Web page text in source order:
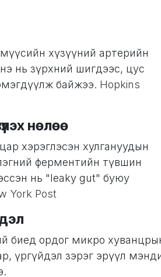
хүзүүний артерийн
нь зүрхний шигдээс, цус
байжээ. Hopkins
нөлөө
хэрэглэсэн хулгануудын
ферментийн түвшин
нь "leaky gut" буюу
York Post
биед ордог микро
үргүйдэл зэрэг эрүүл